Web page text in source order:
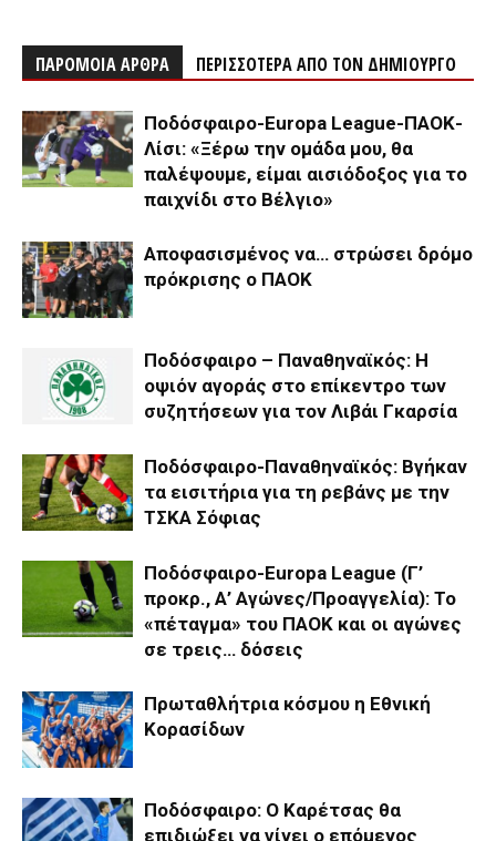
ΠΑΡΟΜΟΙΑ ΑΡΘΡΑ ΠΕΡΙΣΣΟΤΕΡΑ ΑΠΟ ΤΟΝ ΔΗΜΙΟΥΡΓΟ
Ποδόσφαιρο-Europa League-ΠΑΟΚ-
Λίσι: «Ξέρω την ομάδα μου, θα
παλέψουμε, είμαι αισιόδοξος για το
παιχνίδι στο Βέλγιο»
Αποφασισμένος να… στρώσει δρόμο
πρόκρισης ο ΠΑΟΚ
Ποδόσφαιρο – Παναθηναϊκός: Η
οψιόν αγοράς στο επίκεντρο των
συζητήσεων για τον Λιβάι Γκαρσία
Ποδόσφαιρο-Παναθηναϊκός: Βγήκαν
τα εισιτήρια για τη ρεβάνς με την
ΤΣΚΑ Σόφιας
Ποδόσφαιρο-Europa League (Γ’
προκρ., Α’ Αγώνες/Προαγγελία): Το
«πέταγμα» του ΠΑΟΚ και οι αγώνες
σε τρεις… δόσεις
Πρωταθλήτρια κόσμου η Εθνική
Κορασίδων
Ποδόσφαιρο: Ο Καρέτσας θα
επιδιώξει να γίνει ο επόμενος